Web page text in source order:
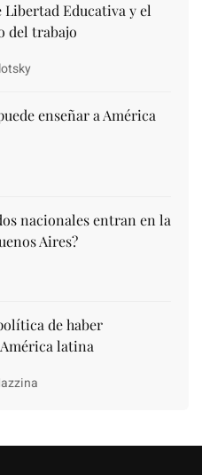
Libertad Educativa y el
del trabajo
enseñar a América
nacionales entran en la
Aires?
de haber
latina